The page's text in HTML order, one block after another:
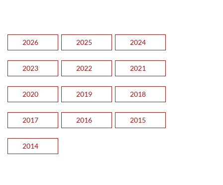
2026 2025 2024
2023 2022 2021
2020 2019 2018
2017 2016 2015
2014